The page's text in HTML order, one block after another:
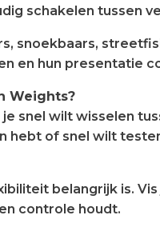
schakelen tussen
snoekbaars,
en hun presentatie
Weights?
snel wilt wisselen
hebt of snel wilt
belangrijk is.
controle houdt.